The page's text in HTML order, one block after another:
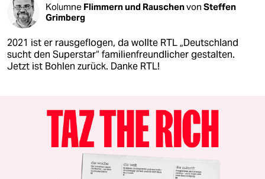
Kolumne Flimmern und Rauschenvon Steffen
Grimberg
2021 ist er rausgeflogen, da wollte RTL „Deutschland
sucht den Superstar“ familienfreundlicher gestalten.
Jetzt ist Bohlen zurück. Danke RTL!